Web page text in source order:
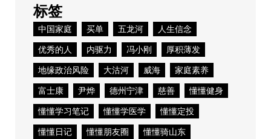
标签
中国家庭 买单 五龙河
人生信念
优秀的人
内驱力 冯小刚
厚积薄发
地缘政治风险
大沽河 威海
家庭素养
富士康
尹烨 德州宁津 慈善
懂懂健身
懂懂学习笔记
懂懂学医学
懂懂定投
懂懂日记
懂懂朋友圈 懂懂骑山东